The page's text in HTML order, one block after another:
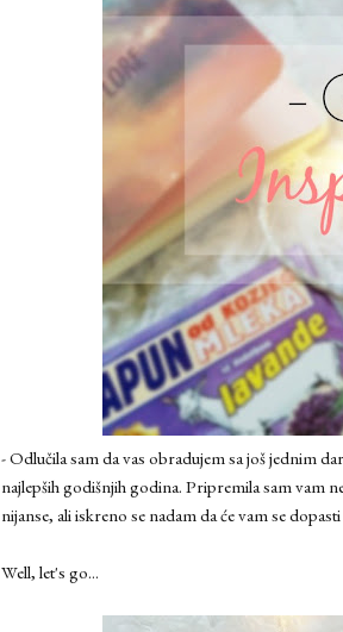
- Odlučila sam da vas obradujem sa još jednim
najlepših godišnjih godina. Pripremila sam vam
nijanse, ali iskreno se nadam da će vam se
Well, let's go...